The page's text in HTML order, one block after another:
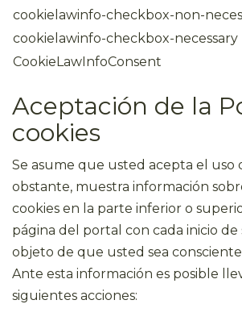
cookielawinfo-checkbox-non-
cookielawinfo-checkbox-necessary
CookieLawInfoConsent
Aceptación de la
cookies
Se asume que usted acepta el uso
obstante, muestra información
cookies en la parte inferior o
página del portal con cada inicio de
objeto de que usted sea
Ante esta información es posible
siguientes acciones: